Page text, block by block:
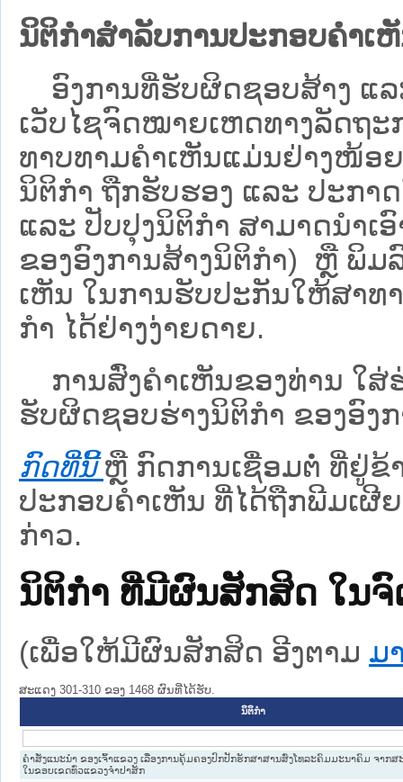
ນິຕິກຳສຳລັບການປະກອບຄຳເ
ອົງການທີ່ຮັບຜິດຊອບສ້າງ ແລ
ເວັບ​ໄຊຈົດໝາຍເຫດທາງລັດຖະ
ທາບທາມຄໍາເຫັນແມ່ນຢ່າງໜ້ອ
ນິຕິກໍາ ຖືກຮັບຮອງ ແລະ ປະກາ
ແລະ ປັບປຸງນິຕິກໍາ ສາມາດນຳເ
ຂອງອົງການສ້າງນິຕິກຳ) ຫຼື ພິມ
ເຫັນ ໃນການຮັບປະກັນໃຫ້ສາທ
ກຳ ໄດ້ຢ່າງງ່າຍດາຍ.
ການສົ່ງຄໍາເຫັນຂອງທ່ານ ໃສ່
ຮັບຜິດຊອບຮ່າງນິຕິກຳ ຂອງອົງ
ກົດທີ່ນີ້ ຫຼື ກົດການເຊື່ອມຕໍ່ ທີ່ຢູ່ຂ້
ປະກອບຄຳເຫັນ ທີ່ໄດ້ຖືກພີມເຜີ
ກ່າວ.
ນິຕິກໍາ ທີ່ມີຜົນສັກສິດ ໃນ
(ເພື່ອໃຫ້ມີຜົນສັກສິດ ອີງຕາມ ມ
ສະແດງ 301-310 ຂອງ 1468 ຜົນທີ່ໄດ້ຮັບ.
ນິຕິກໍາ
ຄຳສັ່ງແນະນຳ ຂອງເຈົ້າແຂວງ ເລື່ອງການຄຸ້ມຄອງປົກປັກຮັກສາສານສົ່ງໂທລະຄົມມະນາຄົມ ຈາກ
ໃນຂອບເຂດທົ່ວແຂວງຈຳປາສັກ